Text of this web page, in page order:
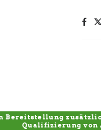
Bereitstellung
Qualifizierung von